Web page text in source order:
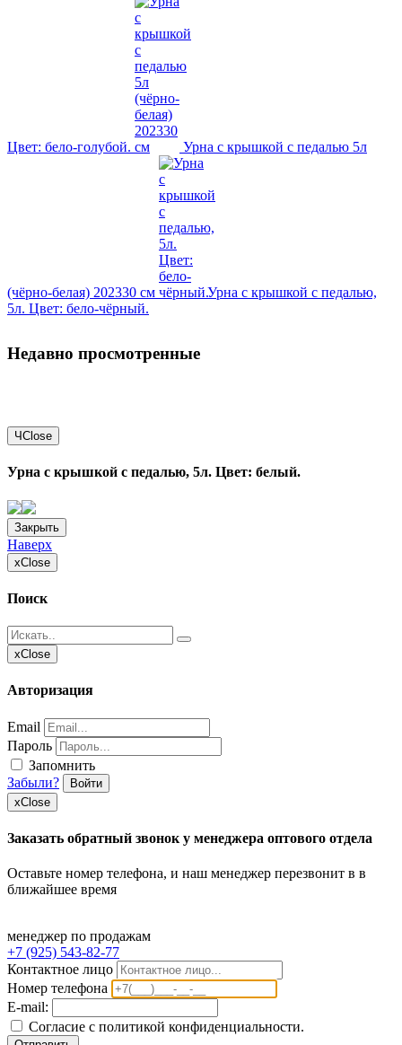
Цвет: бело-голубой. Урна с крышкой с педалью 5л
(чёрно-белая) 202330 см
Урна с крышкой с педалью,
5л. Цвет: бело-чёрный.
Недавно просмотренные
ЧClose
Урна с крышкой с педалью, 5л. Цвет: белый.
Закрыть
Наверх
xClose
Поиск
xClose
Авторизация
Email
Пароль
Запомнить
Забыли?
Войти
xClose
Заказать обратный звонок у менеджера оптового отдела
Оставьте номер телефона, и наш менеджер перезвонит в в
ближайшее время
менеджер по продажам
+7 (925) 543-82-77
Контактное лицо
Номер телефона
E-mail:
Согласие с политикой конфиденциальности.